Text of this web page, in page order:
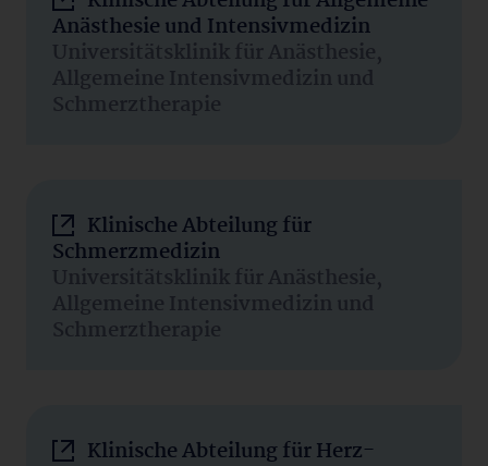
Anästhesie und Intensivmedizin
Universitätsklinik für Anästhesie,
Allgemeine Intensivmedizin und
Schmerztherapie
Klinische Abteilung für
Schmerzmedizin
Universitätsklinik für Anästhesie,
Allgemeine Intensivmedizin und
Schmerztherapie
Klinische Abteilung für Herz-